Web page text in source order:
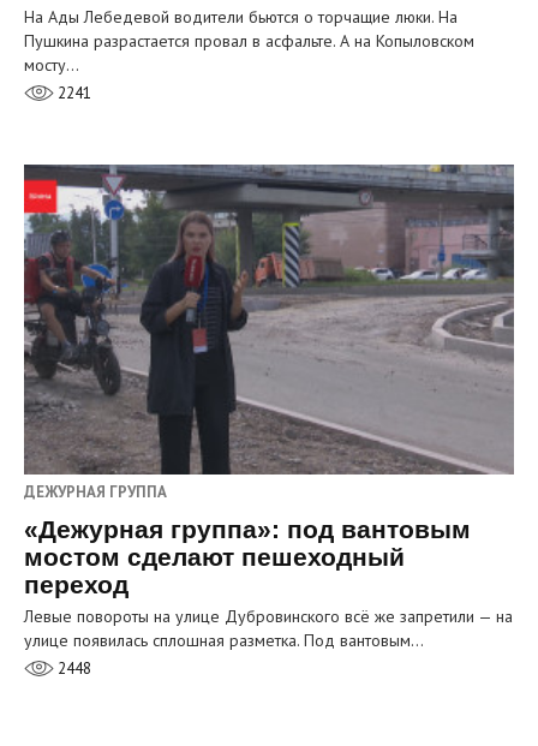
На Ады Лебедевой водители бьются о торчащие люки. На
Пушкина разрастается провал в асфальте. А на Копыловском
мосту…
2241
ДЕЖУРНАЯ ГРУППА
«Дежурная группа»: под вантовым
мостом сделают пешеходный
переход
Левые повороты на улице Дубровинского всё же запретили — на
улице появилась сплошная разметка. Под вантовым…
2448